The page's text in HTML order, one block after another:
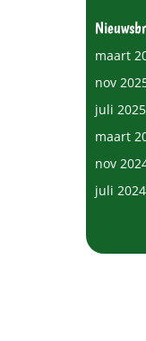
maart
nov
juli 2025
maart
nov
juli 2024